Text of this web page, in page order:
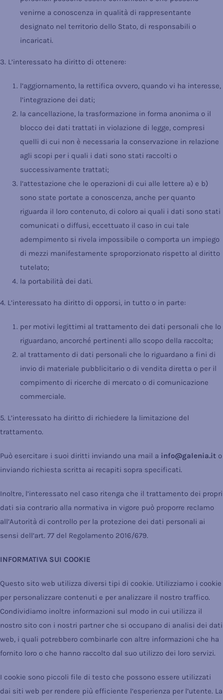
venirne a conoscenza in qualità di rappresentante
designato nel territorio dello Stato, di responsabili o
incaricati.
3. L’interessato ha diritto di ottenere:
l’aggiornamento, la rettifica ovvero, quando vi ha interesse,
l’integrazione dei dati;
la cancellazione, la trasformazione in forma anonima o il
blocco dei dati trattati in violazione di legge, compresi
quelli di cui non è necessaria la conservazione in relazione
agli scopi per i quali i dati sono stati raccolti o
successivamente trattati;
l’attestazione che le operazioni di cui alle lettere a) e b)
sono state portate a conoscenza, anche per quanto
riguarda il loro contenuto, di coloro ai quali i dati sono stati
comunicati o diffusi, eccettuato il caso in cui tale
adempimento si rivela impossibile o comporta un impiego
di mezzi manifestamente sproporzionato rispetto al diritto
tutelato;
la portabilità dei dati.
4. L’interessato ha diritto di opporsi, in tutto o in parte:
per motivi legittimi al trattamento dei dati personali che lo
riguardano, ancorché pertinenti allo scopo della raccolta;
al trattamento di dati personali che lo riguardano a fini di
invio di materiale pubblicitario o di vendita diretta o per il
compimento di ricerche di mercato o di comunicazione
commerciale.
5. L’interessato ha diritto di richiedere la limitazione del
trattamento.
Può esercitare i suoi diritti inviando una mail a info@galenia.it o
inviando richiesta scritta ai recapiti sopra specificati.
Inoltre, l’interessato nel caso ritenga che il trattamento dei propri
dati sia contrario alla normativa in vigore può proporre reclamo
all’Autorità di controllo per la protezione dei dati personali ai
sensi dell’art. 77 del Regolamento 2016/679.
INFORMATIVA SUI COOKIE
Questo sito web utilizza diversi tipi di cookie. Utilizziamo i cookie
per personalizzare contenuti e per analizzare il nostro traffico.
Condividiamo inoltre informazioni sul modo in cui utilizza il
nostro sito con i nostri partner che si occupano di analisi dei dati
web, i quali potrebbero combinarle con altre informazioni che ha
fornito loro o che hanno raccolto dal suo utilizzo dei loro servizi.
I cookie sono piccoli file di testo che possono essere utilizzati
dai siti web per rendere più efficiente l’esperienza per l’utente. La